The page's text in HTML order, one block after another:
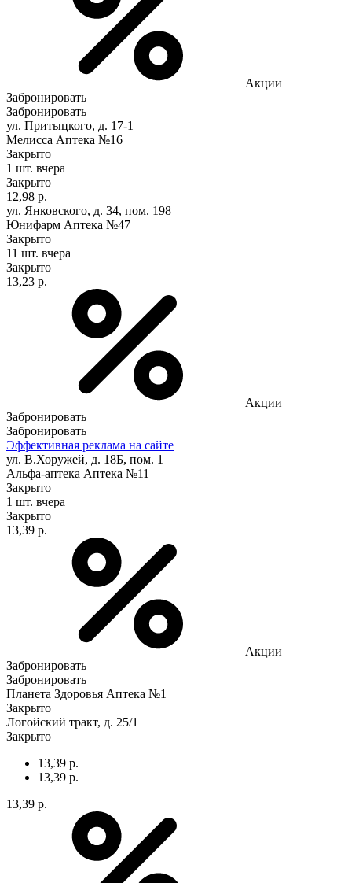
Акции
Забронировать
Забронировать
ул. Притыцкого, д. 17-1
Мелисса Аптека №16
Закрыто
1 шт. вчера
Закрыто
12,98 р.
ул. Янковского, д. 34, пом. 198
Юнифарм Аптека №47
Закрыто
11 шт. вчера
Закрыто
13,23 р.
Акции
Забронировать
Забронировать
Эффективная реклама на сайте
ул. В.Хоружей, д. 18Б, пом. 1
Альфа-аптека Аптека №11
Закрыто
1 шт. вчера
Закрыто
13,39 р.
Акции
Забронировать
Забронировать
Планета Здоровья Аптека №1
Закрыто
Логойский тракт, д. 25/1
Закрыто
13,39 р.
13,39 р.
13,39 р.